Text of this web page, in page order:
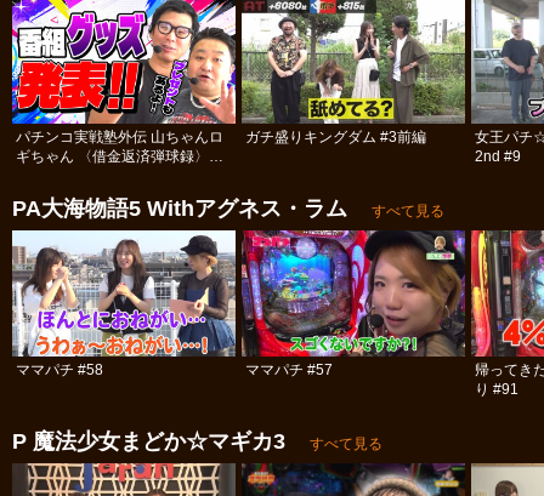
パチンコ実戦塾外伝 山ちゃんロ
ギちゃん 〈借金返済弾球録〉
ガチ盛りキングダム #3前編
女王パチ
2nd #9
PA大海物語5 Withアグネス・ラム すべて見る
ママパチ #58 ママパチ #57
帰ってき
り #91
P 魔法少女まどか☆マギカ3 すべて見る